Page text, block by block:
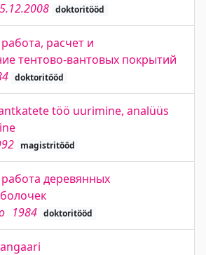
doktoritööd
расчет и
тентово-вантовых покрытий
doktoritööd
töö uurimine, analüüs
magistritööd
работа деревянных
1984 doktoritööd